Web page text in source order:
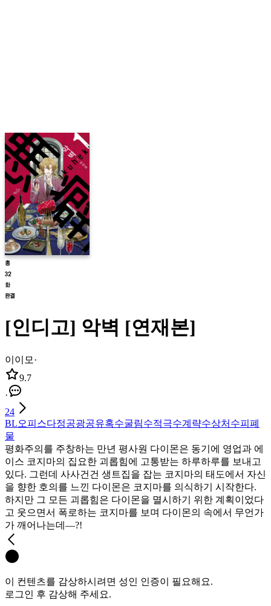
[인디고] 악벽 [연재본]
이이모 ·
9.7
·
24
BL오피스다정공광공유혹수굴림수적극수계략수상처수피폐
물
평화주의를 주창하는 만년 평사원 다이몬은 동기에 영업과 에
이스 코지마의 집요한 괴롭힘에 고통받는 하루하루를 보내고
있다. 그런데 사사건건 생트집을 잡는 코지마의 태도에서 자신
을 향한 호의를 느낀 다이몬은 코지마를 의식하기 시작한다.
하지만 그 모든 괴롭힘은 다이몬을 멸시하기 위한 계획이었다
고 웃으면서 폭로하는 코지마를 보며 다이몬의 속에서 무언가
가 깨어나는데―?!
이 컨텐츠를 감상하시려면 성인 인증이 필요해요.
로그인 후 감상해 주세요.